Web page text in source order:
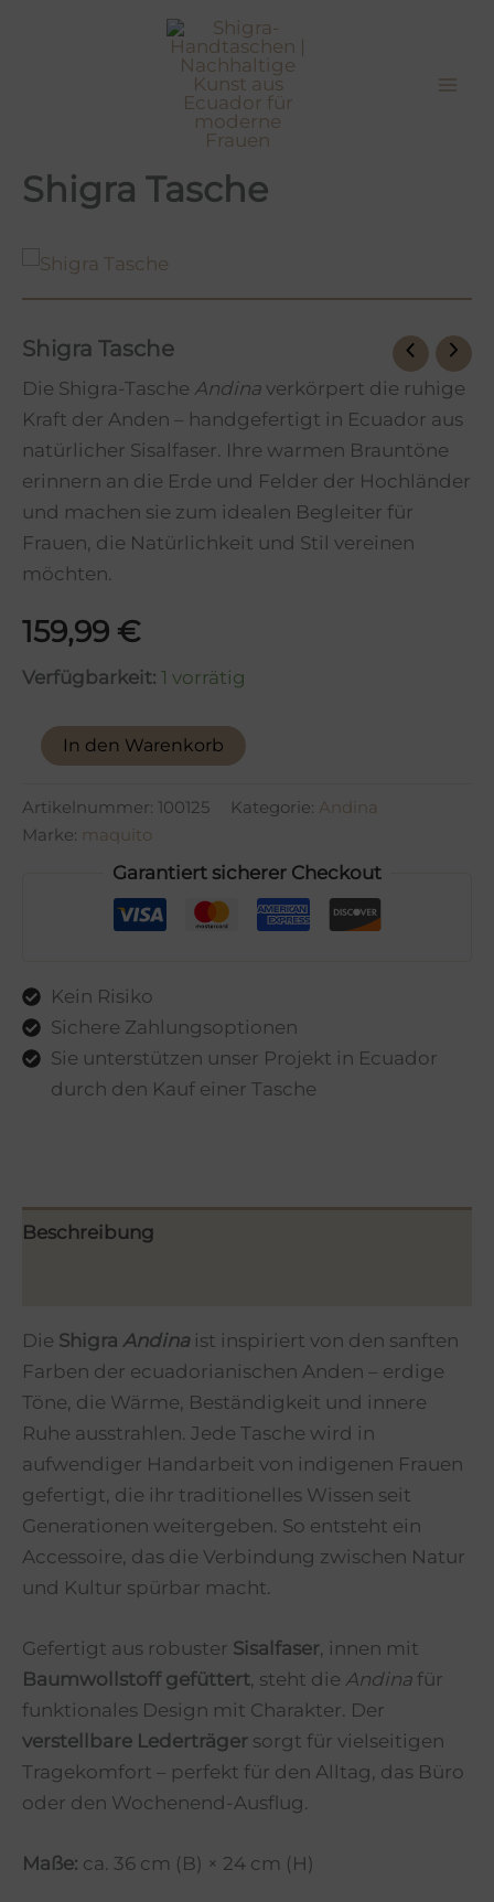
Shigra Tasche
Shigra Tasche
Die Shigra-Tasche Andina verkörpert die ruhige
Kraft der Anden – handgefertigt in Ecuador aus
natürlicher Sisalfaser. Ihre warmen Brauntöne
erinnern an die Erde und Felder der Hochländer
und machen sie zum idealen Begleiter für
Frauen, die Natürlichkeit und Stil vereinen
möchten.
159,99 €
Verfügbarkeit: 1 vorrätig
Shigra
Tasche
In den Warenkorb
Artikelnummer: 100125 Kategorie: Andina
Marke: maquito
Garantiert sicherer Checkout
Kein Risiko
Sichere Zahlungsoptionen
Sie unterstützen unser Projekt in Ecuador
durch den Kauf einer Tasche
Beschreibung
Die Shigra Andinaist inspiriert von den sanften
Farben der ecuadorianischen Anden – erdige
Töne, die Wärme, Beständigkeit und innere
Ruhe ausstrahlen. Jede Tasche wird in
aufwendiger Handarbeit von indigenen Frauen
gefertigt, die ihr traditionelles Wissen seit
Generationen weitergeben. So entsteht ein
Accessoire, das die Verbindung zwischen Natur
und Kultur spürbar macht.
Gefertigt aus robuster Sisalfaser, innen mit
Baumwollstoff gefüttert, steht die Andina für
funktionales Design mit Charakter. Der
verstellbare Lederträger sorgt für vielseitigen
Tragekomfort – perfekt für den Alltag, das Büro
oder den Wochenend-Ausflug.
Maße: ca. 36 cm (B) × 24 cm (H)